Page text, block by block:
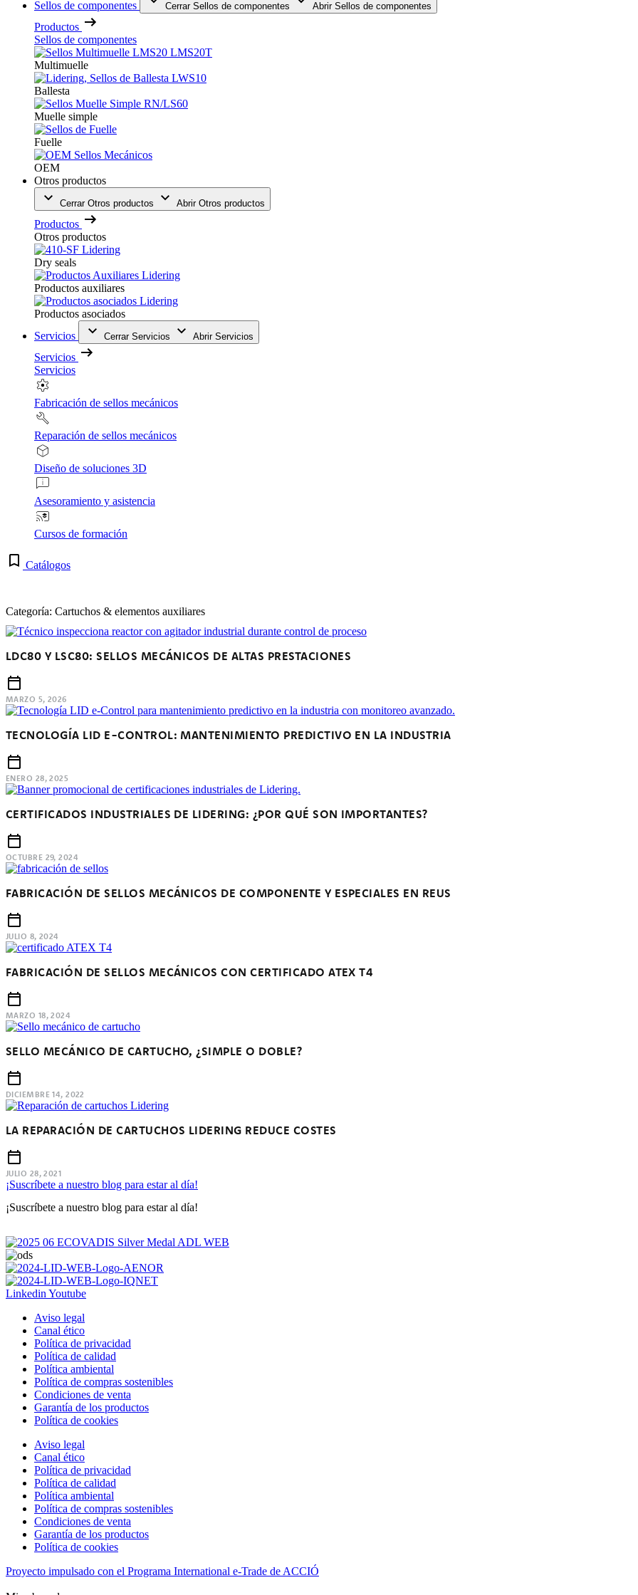
Sellos de componentes Cerrar Sellos de componentes Abrir Sellos de componentes
Productos
Sellos de componentes
Multimuelle
Ballesta
Muelle simple
Fuelle
OEM
Otros productos
Cerrar Otros productos Abrir Otros productos
Productos
Otros productos
Dry seals
Productos auxiliares
Productos asociados
Servicios
Cerrar Servicios Abrir Servicios
Servicios
Servicios
Fabricación de sellos mecánicos
Reparación de sellos mecánicos
Diseño de soluciones 3D
Asesoramiento y asistencia
Cursos de formación
Catálogos
Categoría: Cartuchos & elementos auxiliares
LDC80 Y LSC80: SELLOS MECÁNICOS DE ALTAS PRESTACIONES
MARZO 5, 2026
TECNOLOGÍA LID E-CONTROL: MANTENIMIENTO PREDICTIVO EN LA INDUSTRIA
ENERO 28, 2025
CERTIFICADOS INDUSTRIALES DE LIDERING: ¿POR QUÉ SON IMPORTANTES?
OCTUBRE 29, 2024
FABRICACIÓN DE SELLOS MECÁNICOS DE COMPONENTE Y ESPECIALES EN REUS
JULIO 8, 2024
FABRICACIÓN DE SELLOS MECÁNICOS CON CERTIFICADO ATEX T4
MARZO 18, 2024
SELLO MECÁNICO DE CARTUCHO, ¿SIMPLE O DOBLE?
DICIEMBRE 14, 2022
LA REPARACIÓN DE CARTUCHOS LIDERING REDUCE COSTES
JULIO 28, 2021
¡Suscríbete a nuestro blog para estar al día!
¡Suscríbete a nuestro blog para estar al día!
Linkedin Youtube
Aviso legal
Canal ético
Política de privacidad
Política de calidad
Política ambiental
Política de compras sostenibles
Condiciones de venta
Garantía de los productos
Política de cookies
Aviso legal
Canal ético
Política de privacidad
Política de calidad
Política ambiental
Política de compras sostenibles
Condiciones de venta
Garantía de los productos
Política de cookies
Proyecto impulsado con el Programa International e-Trade de ACCIÓ